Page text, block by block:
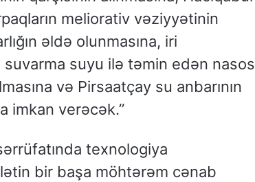
meliorativ vəziyyətinin
əldə olunmasına, iri
suyu ilə təmin edən nasos
və Pirsaatçay su anbarının
imkan verəcək.”
texnologiya
bir başa möhtərəm cənab